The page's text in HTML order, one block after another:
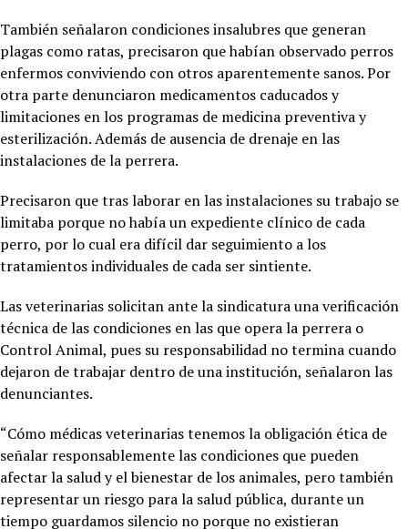
También señalaron condiciones insalubres que generan
plagas como ratas, precisaron que habían observado perros
enfermos conviviendo con otros aparentemente sanos. Por
otra parte denunciaron medicamentos caducados y
limitaciones en los programas de medicina preventiva y
esterilización. Además de ausencia de drenaje en las
instalaciones de la perrera.
Precisaron que tras laborar en las instalaciones su trabajo se
limitaba porque no había un expediente clínico de cada
perro, por lo cual era difícil dar seguimiento a los
tratamientos individuales de cada ser sintiente.
Las veterinarias solicitan ante la sindicatura una verificación
técnica de las condiciones en las que opera la perrera o
Control Animal, pues su responsabilidad no termina cuando
dejaron de trabajar dentro de una institución, señalaron las
denunciantes.
“Cómo médicas veterinarias tenemos la obligación ética de
señalar responsablemente las condiciones que pueden
afectar la salud y el bienestar de los animales, pero también
representar un riesgo para la salud pública, durante un
tiempo guardamos silencio no porque no existieran